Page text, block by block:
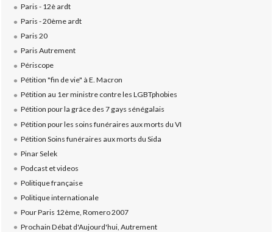
Paris - 12è ardt
Paris - 20ème ardt
Paris 20
Paris Autrement
Périscope
Pétition "fin de vie" à E. Macron
Pétition au 1er ministre contre les LGBTphobies
Pétition pour la grâce des 7 gays sénégalais
Pétition pour les soins funéraires aux morts du VI
Pétition Soins funéraires aux morts du Sida
Pinar Selek
Podcast et videos
Politique française
Politique internationale
Pour Paris 12ème, Romero 2007
Prochain Débat d'Aujourd'hui, Autrement